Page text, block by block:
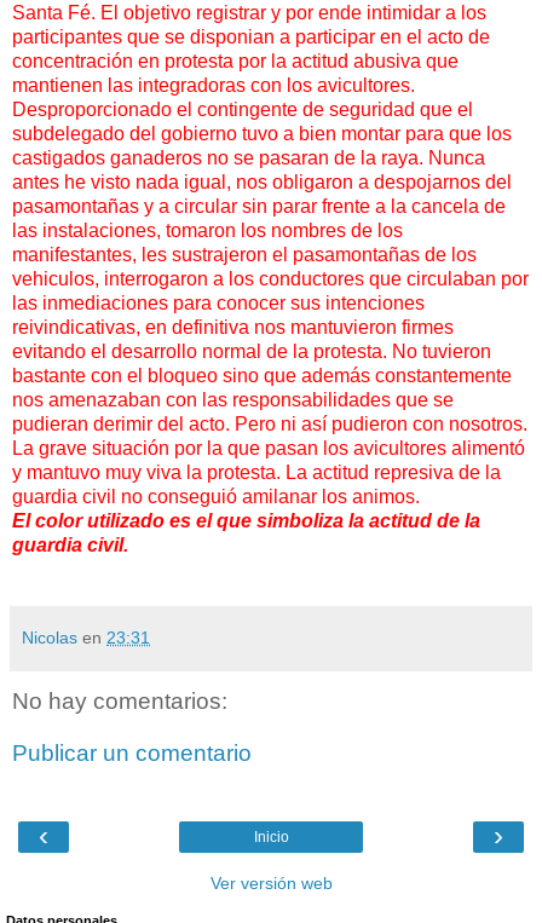
Santa Fé. El objetivo registrar y por ende intimidar a los
participantes que se disponian a participar en el acto de
concentración en protesta por la actitud abusiva que
mantienen las integradoras con los avicultores.
Desproporcionado el contingente de seguridad que el
subdelegado del gobierno tuvo a bien montar para que los
castigados ganaderos no se pasaran de la raya. Nunca
antes he visto nada igual, nos obligaron a despojarnos del
pasamontañas y a circular sin parar frente a la cancela de
las instalaciones, tomaron los nombres de los
manifestantes, les sustrajeron el pasamontañas de los
vehiculos, interrogaron a los conductores que circulaban por
las inmediaciones para conocer sus intenciones
reivindicativas, en definitiva nos mantuvieron firmes
evitando el desarrollo normal de la protesta. No tuvieron
bastante con el bloqueo sino que además constantemente
nos amenazaban con las responsabilidades que se
pudieran derimir del acto. Pero ni así pudieron con nosotros.
La grave situación por la que pasan los avicultores alimentó
y mantuvo muy viva la protesta. La actitud represiva de la
guardia civil no conseguió amilanar los animos.
El color utilizado es el que simboliza la actitud de la
guardia civil.
Nicolas en 23:31
No hay comentarios:
Publicar un comentario
‹ ›
Inicio
Ver versión web